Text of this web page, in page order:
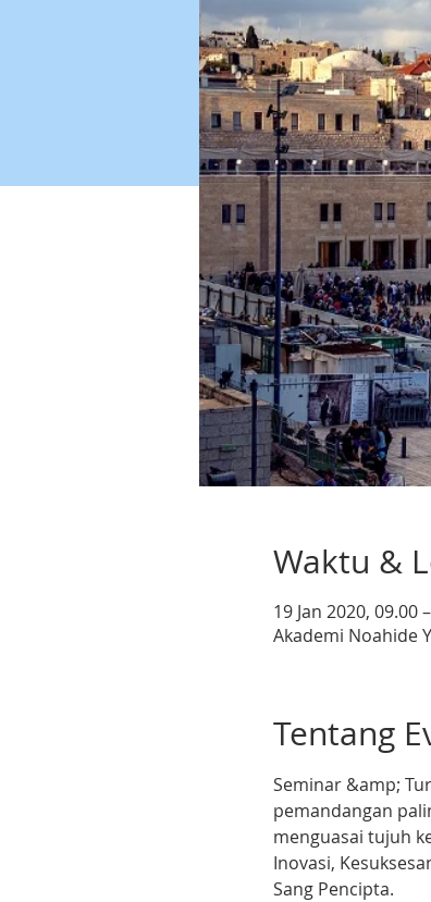
Waktu &
19 Jan 2020, 09.00
Akademi Noahide
Tentang
Seminar &amp;
pemandangan
menguasai tujuh
Inovasi,
Sang Pencipta.